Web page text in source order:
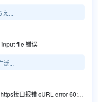
え...
file 错误
泛...
cURL error 60: SSL certificate problem...